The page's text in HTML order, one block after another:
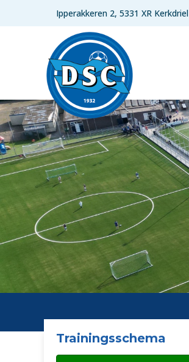
Ipperakkeren 2, 5331 XR Kerkdriel
Trainingsschema